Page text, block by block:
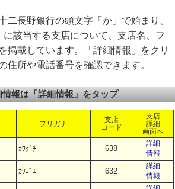
二長野銀行の頭文字「か」で始まり、
該当する支店について、支店名、フ
掲載しています。「詳細情報」をクリ
住所や電話番号を確認できます。
情報は「詳細情報」をタップ
フリガナ
支店
コード
支店
詳細
画面へ
ｶﾜｸﾞﾁ 638
詳細
情報
ｶﾜｺﾞｴ 632
詳細
情報